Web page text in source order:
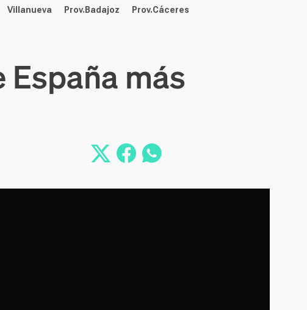
Villanueva Prov.Badajoz Prov.Cáceres
más